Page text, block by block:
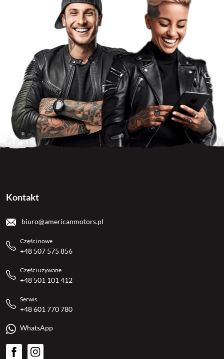
Kontakt
biuro@americanmotors.pl
Części nowe
+48 507 575 856
Części używane
+48 501 101 412
Serwis
+48 601 770 780
WhatsApp